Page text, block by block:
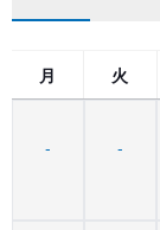
月 火
- -